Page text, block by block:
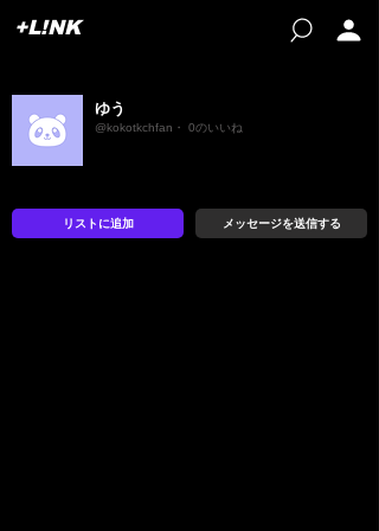
+L!NK
ゆう
@kokotkchfan・ 0のいいね
リストに追加 メッセージを送信する